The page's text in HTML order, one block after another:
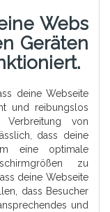
Webs
Geräten
deine Webseite
und reibungslos
von
dass deine
eine optimale
zu
deine Webseite
dass Besucher
und